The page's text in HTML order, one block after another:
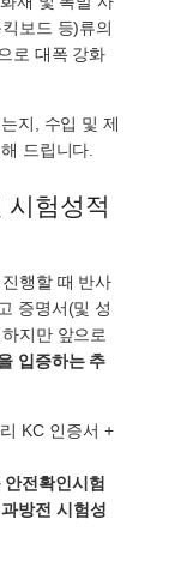
보드 등)류의
로 대폭 강화
지, 수입 및 제
드립니다.
시험성적
행할 때 반사
증명서(및 성
지만 앞으로
입증하는 추
KC 인증서 +
안전확인시험
방전 시험성